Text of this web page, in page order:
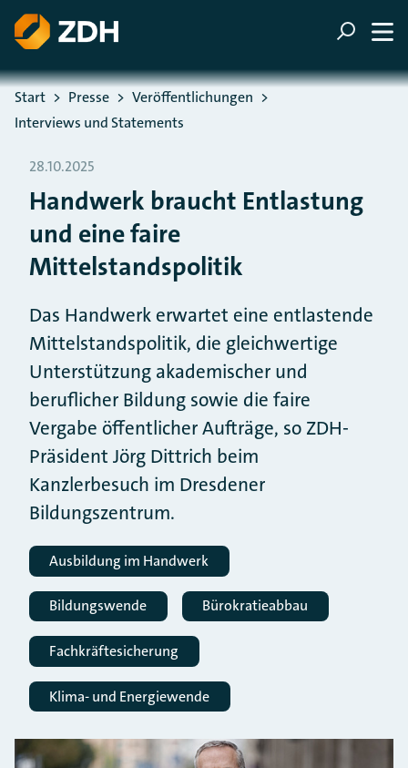
ZUM HAUPTINHALT SPRINGEN
ZUR SUCHE SPRINGEN
Sie befinden sich hier:
Start Presse
Veröffentlichungen
Interviews und Statements
28.10.2025
Handwerk braucht Entlastung
und eine faire
Mittelstandspolitik
Das Handwerk erwartet eine entlastende
Mittelstandspolitik, die gleichwertige
Unterstützung akademischer und
beruflicher Bildung sowie die faire
Vergabe öffentlicher Aufträge, so ZDH-
Präsident Jörg Dittrich beim
Kanzlerbesuch im Dresdener
Bildungszentrum.
Ausbildung im Handwerk
Bildungswende Bürokratieabbau
Fachkräftesicherung
Klima- und Energiewende